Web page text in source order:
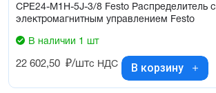
CPE24-M1H-5J-3/8 Festo Распределитель с
электромагнитным управлением Festo
В наличии 1 шт
22 602,50 ₽/штс НДС В корзину